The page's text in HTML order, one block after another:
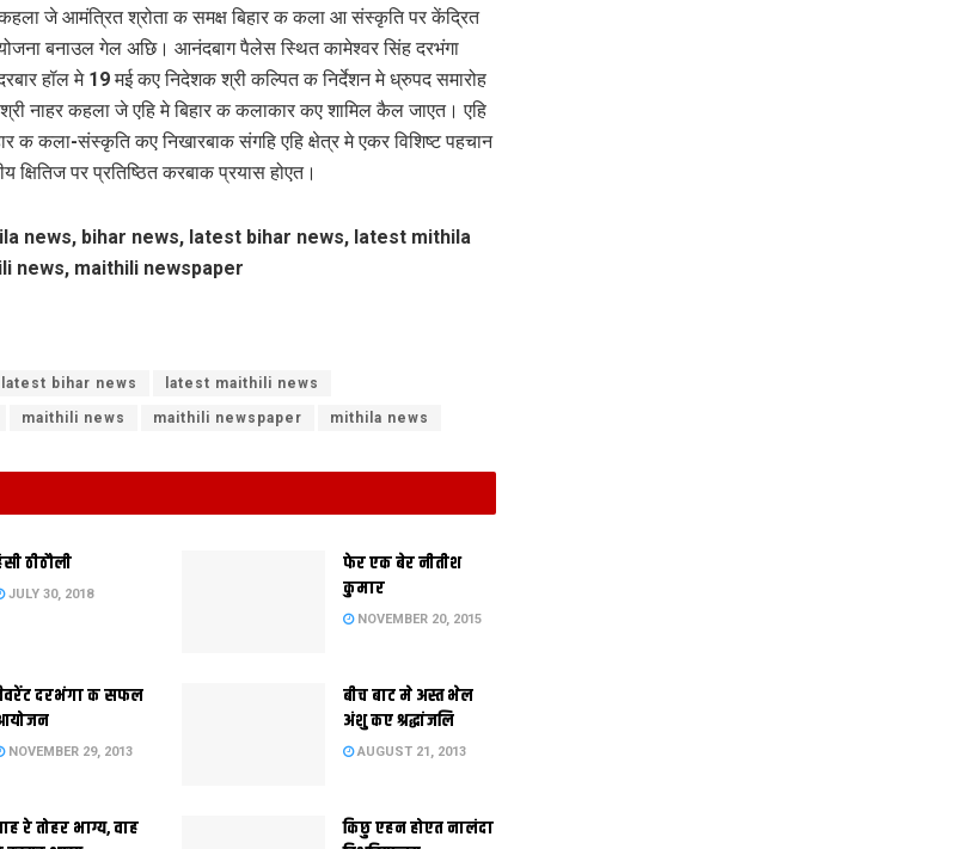
जे आमंत्रित श्रोता क समक्ष बिहार क कला आ संस्कृति पर केंद्रित
बनाउल गेल अछि। आनंदबाग पैलेस स्थित कामेश्वर सिंह दरभंगा
हॉल मे 19 मई कए निदेशक श्री कल्पित क निर्देशन मे ध्रुपद समारोह
नाहर कहला जे एहि मे बिहार क कलाकार कए शामिल कैल जाएत। एहि
क कला-संस्कृति कए निखारबाक संगहि एहि क्षेत्र मे एकर विशिष्ट पहचान
क्षितिज पर प्रतिष्ठित करबाक प्रयास होएत।
news, bihar news, latest bihar news, latest mithila
news, maithili newspaper
latest bihar news latest maithili news
maithili news maithili newspaper mithila news
ठीठौली
JULY 30, 2018
फेर एक बेर नीतीश
कुमार
NOVEMBER 20, 2015
दरभंगा क सफल
NOVEMBER 29, 2013
बीच बाट मे अस्त भेल
अंशु कए श्रद्धांजलि
AUGUST 21, 2013
रे तोहर भाग्य, वाह
किछु एहन होएत नालंदा